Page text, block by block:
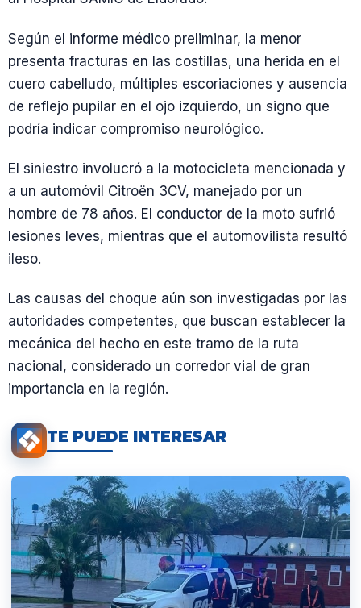
Según el informe médico preliminar, la menor
presenta fracturas en las costillas, una herida en el
cuero cabelludo, múltiples escoriaciones y ausencia
de reflejo pupilar en el ojo izquierdo, un signo que
podría indicar compromiso neurológico.
El siniestro involucró a la motocicleta mencionada y
a un automóvil Citroën 3CV, manejado por un
hombre de 78 años. El conductor de la moto sufrió
lesiones leves, mientras que el automovilista resultó
ileso.
Las causas del choque aún son investigadas por las
autoridades competentes, que buscan establecer la
mecánica del hecho en este tramo de la ruta
nacional, considerado un corredor vial de gran
importancia en la región.
TE PUEDE INTERESAR